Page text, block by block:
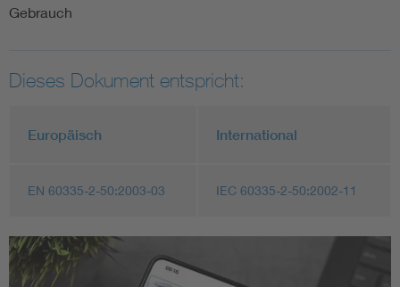
Gebrauch
Dieses Dokument entspricht:
Europäisch International
EN 60335-2-50:2003-03 IEC 60335-2-50:2002-11